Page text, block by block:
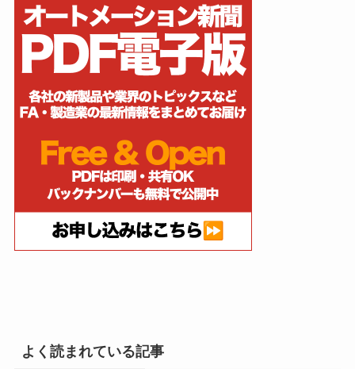
よく読まれている記事